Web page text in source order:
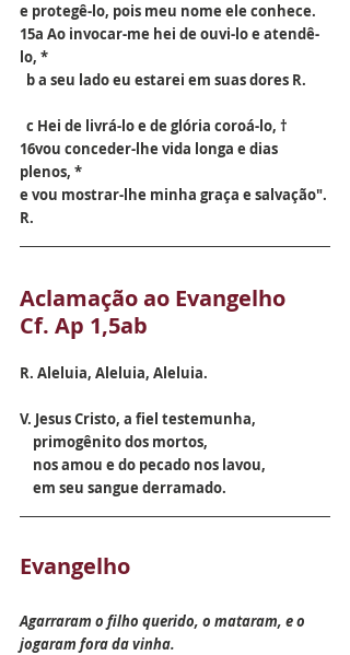
e protegê-lo, pois meu nome ele conhece.
15a Ao invocar-me hei de ouvi-lo e atendê-
lo, *
b a seu lado eu estarei em suas dores R.
c Hei de livrá-lo e de glória coroá-lo, †
16vou conceder-lhe vida longa e dias
plenos, *
e vou mostrar-lhe minha graça e salvação".
R.
Aclamação ao Evangelho
Cf. Ap 1,5ab
R. Aleluia, Aleluia, Aleluia.
V. Jesus Cristo, a fiel testemunha,
primogênito dos mortos,
nos amou e do pecado nos lavou,
em seu sangue derramado.
Evangelho
Agarraram o filho querido, o mataram, e o
jogaram fora da vinha.